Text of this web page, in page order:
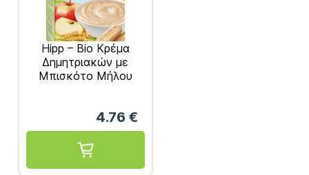
Hipp – Bio Κρέμα
Δημητριακών με
Μπισκότο Μήλου
4.76 €